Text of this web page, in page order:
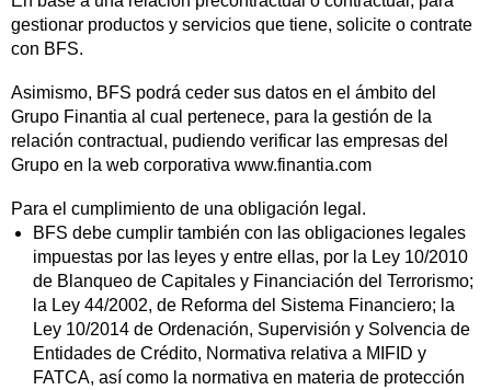
gestionar productos y servicios que tiene, solicite o contrate
con BFS.
Asimismo, BFS podrá ceder sus datos en el ámbito del
Grupo Finantia al cual pertenece, para la gestión de la
relación contractual, pudiendo verificar las empresas del
Grupo en la web corporativa www.finantia.com
Para el cumplimiento de una obligación legal.
BFS debe cumplir también con las obligaciones legales
impuestas por las leyes y entre ellas, por la Ley 10/2010
de Blanqueo de Capitales y Financiación del Terrorismo;
la Ley 44/2002, de Reforma del Sistema Financiero; la
Ley 10/2014 de Ordenación, Supervisión y Solvencia de
Entidades de Crédito, Normativa relativa a MIFID y
FATCA, así como la normativa en materia de protección